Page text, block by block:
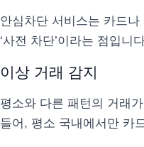
안심차단 서비스는 카드
‘사전 차단’이라는 점입니
이상 거래 감지
평소와 다른 패턴의 거래
들어, 평소 국내에서만 카